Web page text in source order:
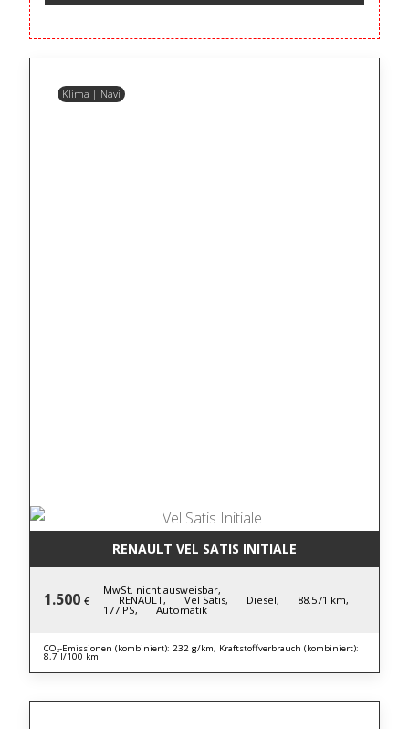
Klima | Navi
RENAULT VEL SATIS INITIALE
1.500 €
MwSt. nicht ausweisbar,
RENAULT, Vel Satis, Diesel, 88.571 km,
177 PS, Automatik
CO₂-Emissionen (kombiniert): 232 g/km, Kraftstoffverbrauch (kombiniert):
8,7 l/100 km